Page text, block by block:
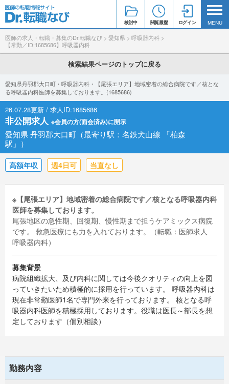
検討中 閲覧履歴 ログイン MENU
医師の求人・転職・募集のDr.転職なび > 愛知県 > 呼吸器内科 >
【常勤／ID:1685686】呼吸器内科
検索結果ページのトップに戻る
愛知県丹羽郡大口町・呼吸器内科・【尾張エリア】地域密着の総合病院です／核とな
る呼吸器内科医師を募集しております。(1685686)
26.07.28更新 / 求人ID:1685686
非公開求人 ※会員の方(面会済み)に開示
愛知県 丹羽郡大口町（最寄り駅：名鉄犬山線 「柏森
駅」）
高額年収 週4日可 当直なし
※【尾張エリア】地域密着の総合病院です／核となる呼吸器内科
医師を募集しております。
尾張地区の急性期、回復期、慢性期まで担うケアミックス病院
です。 救急医療にも力を入れております。（転職：医師求人
呼吸器内科）
募集背景
病院組織拡大、及び内科に関しては今後クオリティの向上を図
っていきたいため積極的に採用を行っています。 呼吸器内科は
現在非常勤医師1名で専門外来を行っております。 核となる呼
吸器内科医師を積極採用しております。役職は医長～部長を想
定しております（個別相談）
勤務内容